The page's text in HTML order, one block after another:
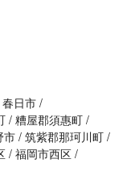
春日市
糟屋郡須惠町
市 筑紫郡那珂川町
福岡市西区